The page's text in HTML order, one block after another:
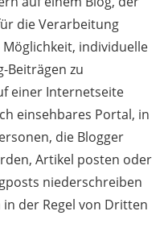
die Verarbeitung
individuelle
Beiträgen zu
einer Internetseite
einsehbares Portal, in
die Blogger
Artikel posten oder
niederschreiben
der Regel von Dritten